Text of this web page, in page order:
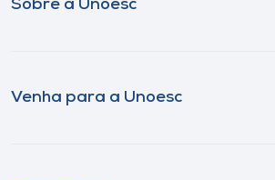
Sobre a Unoesc
Venha para a Unoesc